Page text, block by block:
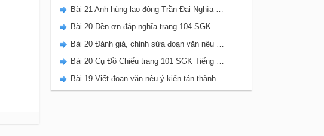
Bài 21 Anh hùng lao động Trần Đại Nghĩa trang 106 SGK Tiếng Việt 5 Kết nối tri thức tập 2
Bài 20 Đền ơn đáp nghĩa trang 104 SGK Tiếng Việt 5 Kết nối tri thức tập 2
Bài 20 Đánh giá, chỉnh sửa đoạn văn nêu ý kiến tán thành một sự vật, hiện tượng trang 103 SGK Tiếng Việt 5 Kết nối tri thức tập 2
Bài 20 Cụ Đồ Chiểu trang 101 SGK Tiếng Việt 5 Kết nối tri thức tập 2
Bài 19 Viết đoạn văn nêu ý kiến tán thành một sự việc, hiện tượng (Bài viết số 1) trang 100 SGK Tiếng Việt 5 Kết nối tri thức tập 2